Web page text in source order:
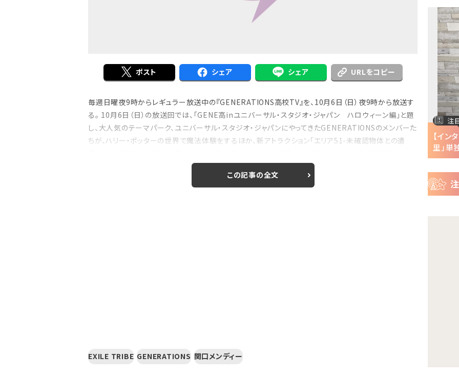
ポスト シェア シェア URLをコピー
毎週日曜夜9時からレギュラー放送中の『GENERATIONS高校TV』を、10月6日（日）夜9時から放送す
る。 10月6日（日）の放送回では、「GENE高inユニバーサル・スタジオ・ジャパン ハロウィーン編」と題
し、大人気のテーマパーク、ユニバーサル・スタジオ・ジャパンにやってきたGENERATIONSのメンバーた
ちが、ハリー・ポッターの世界で魔法体験をするほか、新アトラクション「エリア51-未確認物体との遭
この記事の全文
EXILE TRIBE GENERATIONS 関口メンディー
注
目
ニ
ー
ス
注目の特集
【インタビュー】本仮屋ユイカ、ラジオ5年半で
たどり着いた”今”「...
注目の特集
【インタビュー】『株式会社マジルミエ』第2期の
声優・ファイルーズ...
注
【イン
里」単